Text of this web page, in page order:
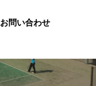
お問い合わせ